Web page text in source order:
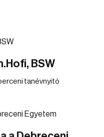
BSW
tanévnyitó